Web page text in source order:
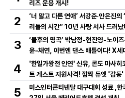
리즈 운용 개시!
2
‘너 말고 다른 연애’ 서강준·안은진
리들의 시간” 10년 사랑 서사 드러
저 영상 공개!
3
‘불후의 명곡’ 박남정-현진영-노이
윤-채연, 이번엔 댄스 배틀이다! X세
총출동! 댄스 본능 깨운다!
4
'한일가왕전 인연' 신유, 콘도 마사히
트 게스트 지원사격! 깜짝 듀엣 '감동'
5
미스인터콘티넨탈 대구대회 성료 ,